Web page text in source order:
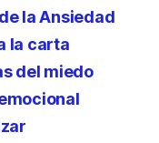
la Ansiedad
la carta
del miedo